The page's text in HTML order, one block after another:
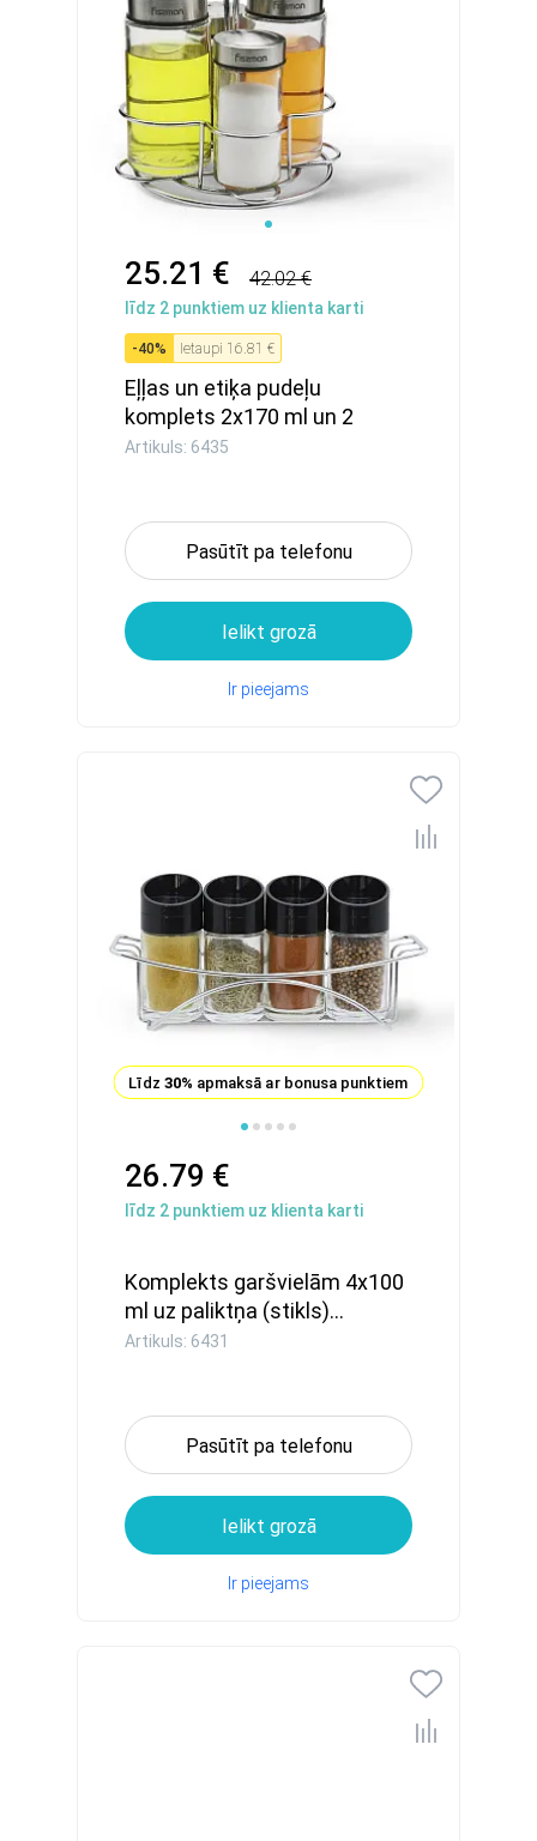
25.21 € 42.02 €
līdz 2 punktiem uz klienta karti
-40% Ietaupi 16.81 €
Eļļas un etiķa pudeļu
komplets 2x170 ml un 2
garšv...
Artikuls: 6435
Pasūtīt pa telefonu
Ielikt grozā
Ir pieejams
Līdz 30% apmaksā ar bonusa punktiem
26.79 €
līdz 2 punktiem uz klienta karti
Komplekts garšvielām 4x100
ml uz paliktņa (stikls)...
Artikuls: 6431
Pasūtīt pa telefonu
Ielikt grozā
Ir pieejams